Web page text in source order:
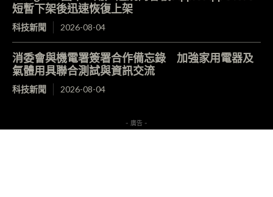
短暫下架後迅速恢復上架
科技新聞 2026-08-04
消委會與機電署簽署合作備忘錄 加強家用電器及
氣體用具聯合測試與資訊交流
科技新聞 2026-08-04
- 廣告 -